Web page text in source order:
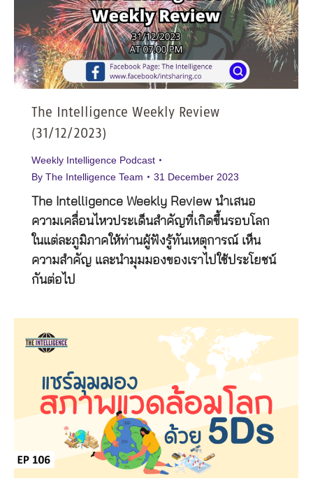
The Intelligence Weekly Review
(31/12/2023)
Weekly Intelligence Podcast
By The Intelligence Team 31 December 2023
The Intelligence Weekly Review นำเสนอ
ความเคลื่อนไหวประเด็นสำคัญที่เกิดขึ้นรอบโลก
ในแต่ละภูมิภาคให้ท่านผู้ฟังรู้ทันเหตุการณ์ เห็น
ความสำคัญ และนำมุมมองของเราไปใช้ประโยชน์
กันต่อไป